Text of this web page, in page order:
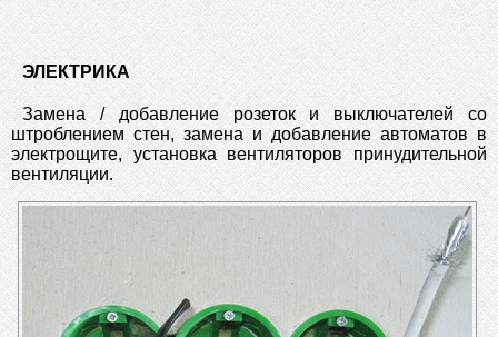
ЭЛЕКТРИКА
Замена / добавление розеток и выключателей со
штроблением стен, замена и добавление автоматов в
электрощите, установка вентиляторов принудительной
вентиляции.